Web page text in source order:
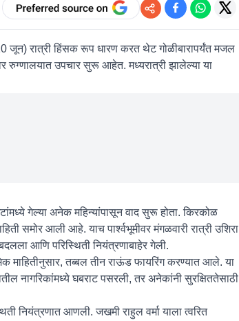
जून) रात्री हिंसक रूप धारण करत थेट गोळीबारापर्यंत मजल
रुग्णालयात उपचार सुरू आहेत. मध्यरात्री झालेल्या या
गेल्या अनेक महिन्यांपासून वाद सुरू होता. किरकोळ
समोर आली आहे. याच पार्श्वभूमीवर मंगळवारी रात्री उशिरा
आणि परिस्थिती नियंत्रणाबाहेर गेली.
माहितीनुसार, तब्बल तीन राऊंड फायरिंग करण्यात आले. या
नागरिकांमध्ये घबराट पसरली, तर अनेकांनी सुरक्षिततेसाठी
नियंत्रणात आणली. जखमी राहुल वर्मा याला त्वरित